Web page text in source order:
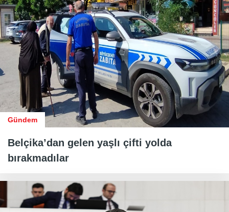
Gündem
Belçika’dan gelen yaşlı çifti yolda
bırakmadılar